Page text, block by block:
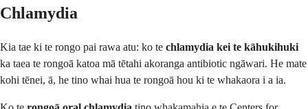
Chlamydia
Kia tae ki te rongo pai rawa atu: ko te chlamydia kei te kāhukihuki
ka taea te rongoā katoa mā tētahi akoranga antibiotic ngāwari. He mate
kohi tēnei, ā, he tino whai hua te rongoā hou ki te whakaora i a ia.